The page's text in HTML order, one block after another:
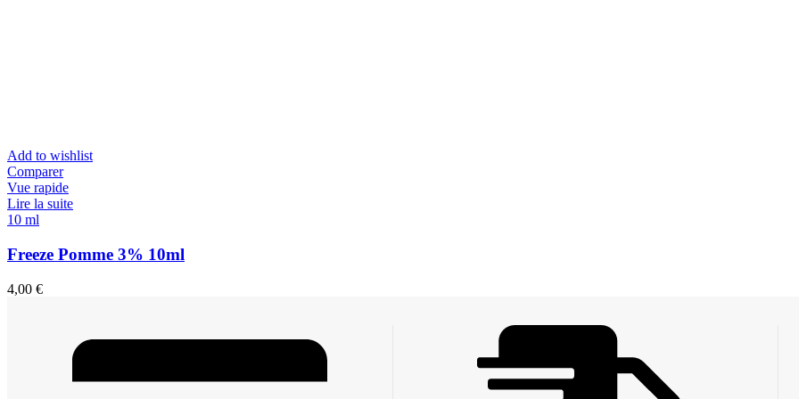
Add to wishlist
Comparer
Vue rapide
Lire la suite
10 ml
Freeze Pomme 3% 10ml
4,00 €